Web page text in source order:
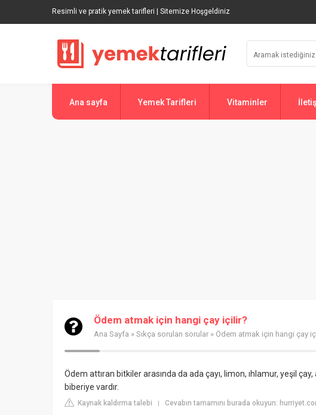
Resimli ve pratik yemek tarifleri | Sitemize Hoşgeldiniz
Ana sayfa Yemek Tarifleri Vitaminler
Ödem atmak için hangi çay içilir?
Ana Sayfa » Sıkça sorulan sorular » Ödem atmak için hangi çay
Ödem attıran bitkiler arasında da ada çayı, limon, ıhlamur, yeşil
biberiye vardır.
Kaynak kaldırma talebi | Cevabın tamamını burada okuyun: